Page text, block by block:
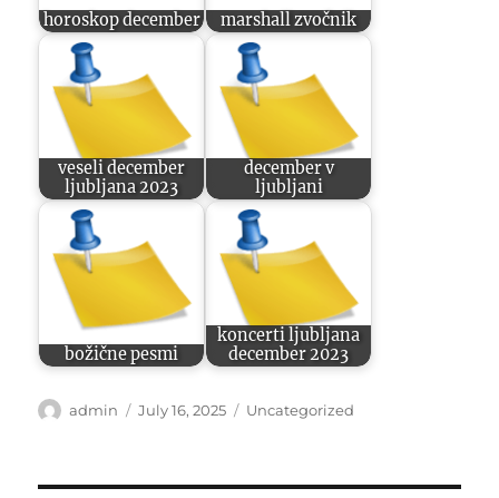
horoskop december marshall zvočnik
veseli december
ljubljana 2023
december v
ljubljani
božične pesmi
koncerti ljubljana
december 2023
Author
admin
Posted
July 16, 2025 Categories
Uncategorized